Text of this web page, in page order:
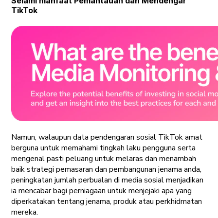
TikTok
Namun, walaupun data pendengaran sosial TikTok amat
berguna untuk memahami tingkah laku pengguna serta
mengenal pasti peluang untuk melaras dan menambah
baik strategi pemasaran dan pembangunan jenama anda,
peningkatan jumlah perbualan di media sosial menjadikan
ia mencabar bagi perniagaan untuk menjejaki apa yang
diperkatakan tentang jenama, produk atau perkhidmatan
mereka.